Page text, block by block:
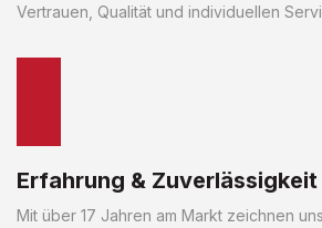
Vertrauen, Qualität und individuellen
Erfahrung & Zuverlässigkeit
Mit über 17 Jahren am Markt zeichnen